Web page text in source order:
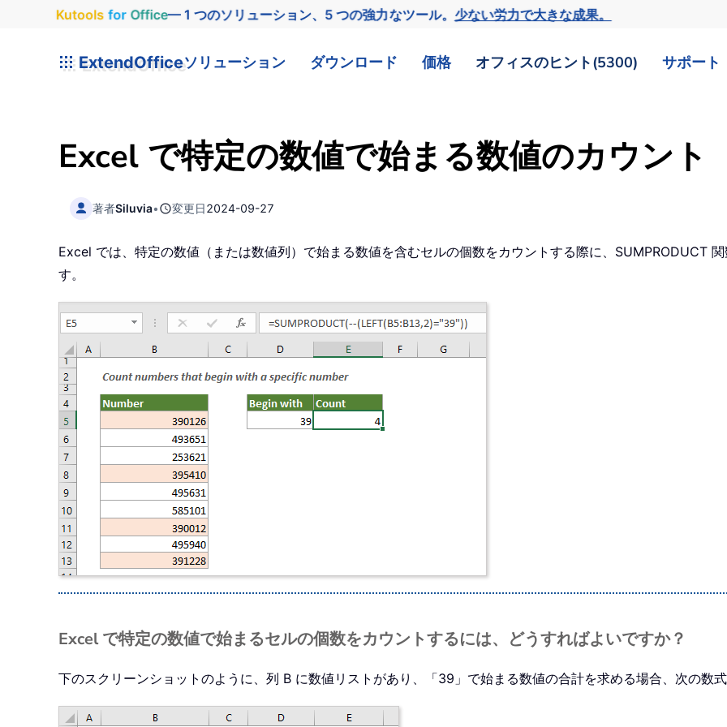
Kutools for Office— 1 つのソリューション、5 つの強力なツール。少ない労力で大きな成果。
ExtendOfficeソリューション ダウンロード 価格 オフィスのヒント(5300) サポート
Excel で特定の数値で始まる数値のカウント
著者Siluvia• 変更日2024-09-27
Excel では、特定の数値（または数値列）で始まる数値を含むセルの個数をカウントする際に、SUMPRODUCT
す。
Excel で特定の数値で始まるセルの個数をカウントするには、どうすればよいですか？
下のスクリーンショットのように、列 B に数値リストがあり、「39」で始まる数値の合計を求める場合、次の数式